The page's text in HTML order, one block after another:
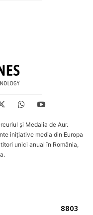
și Medalia de Aur.
inițiative media din Europa
unici anual în România,
8803